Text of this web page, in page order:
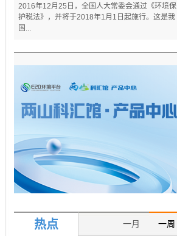
2016年12月25日，全国人大常委会通过《环境保
护税法》，并将于2018年1月1日起施行。这是我
国...
热点 一周
一月